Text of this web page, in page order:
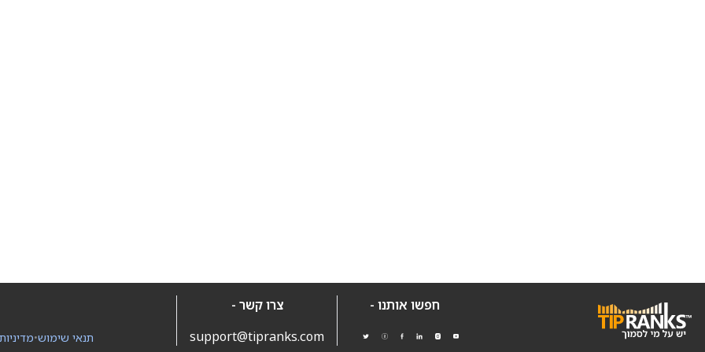
חפשו אותנו -
צרו קשר -
support@tipranks.com
•תנאי שימוש